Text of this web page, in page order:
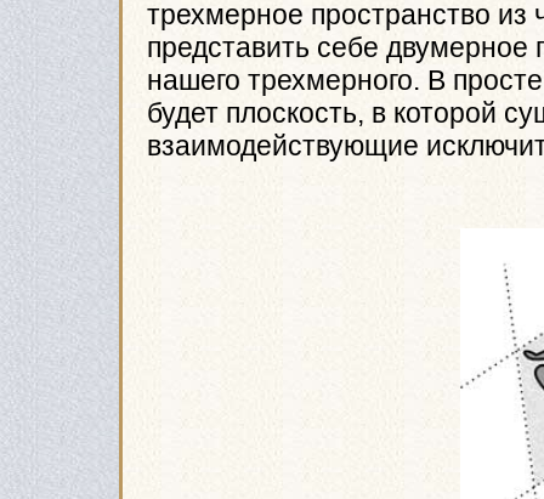
трехмерное пространство
представить себе
нашего трехмерного. В
будет плоскость, в которой
взаимодействующие